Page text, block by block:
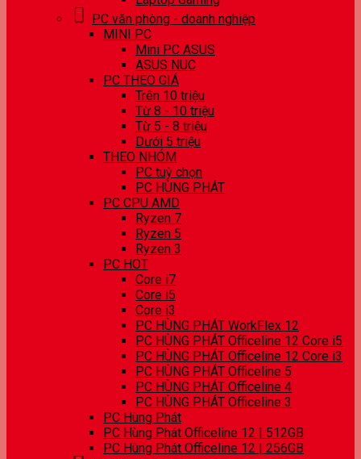
PC văn phòng - doanh nghiệp
MINI PC
Mini PC ASUS
ASUS NUC
PC THEO GIÁ
Trên 10 triệu
Từ 8 - 10 triệu
Từ 5 - 8 triệu
Dưới 5 triệu
THEO NHÓM
PC tuỳ chọn
PC HÙNG PHÁT
PC CPU AMD
Ryzen 7
Ryzen 5
Ryzen 3
PC HOT
Core i7
Core i5
Core i3
PC HÙNG PHÁT WorkFlex 12
PC HÙNG PHÁT Officeline 12 Core i5
PC HÙNG PHÁT Officeline 12 Core i3
PC HÙNG PHÁT Officeline 5
PC HÙNG PHÁT Officeline 4
PC HÙNG PHÁT Officeline 3
PC Hùng Phát
PC Hùng Phát Officeline 12 | 512GB
PC Hùng Phát Officeline 12 | 256GB